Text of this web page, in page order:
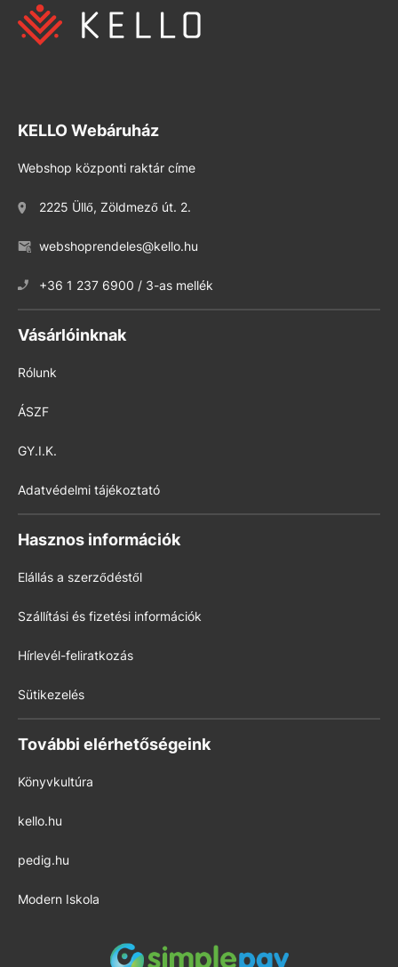
KELLO Webáruház
Webshop központi raktár címe
2225 Üllő, Zöldmező út. 2.
webshoprendeles@kello.hu
+36 1 237 6900 / 3-as mellék
Vásárlóinknak
Rólunk
ÁSZF
GY.I.K.
Adatvédelmi tájékoztató
Hasznos információk
Elállás a szerződéstől
Szállítási és fizetési információk
Hírlevél-feliratkozás
Sütikezelés
További elérhetőségeink
Könyvkultúra
kello.hu
pedig.hu
Modern Iskola